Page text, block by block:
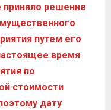
приняло решение
путем его
время
по
стоимости
дату